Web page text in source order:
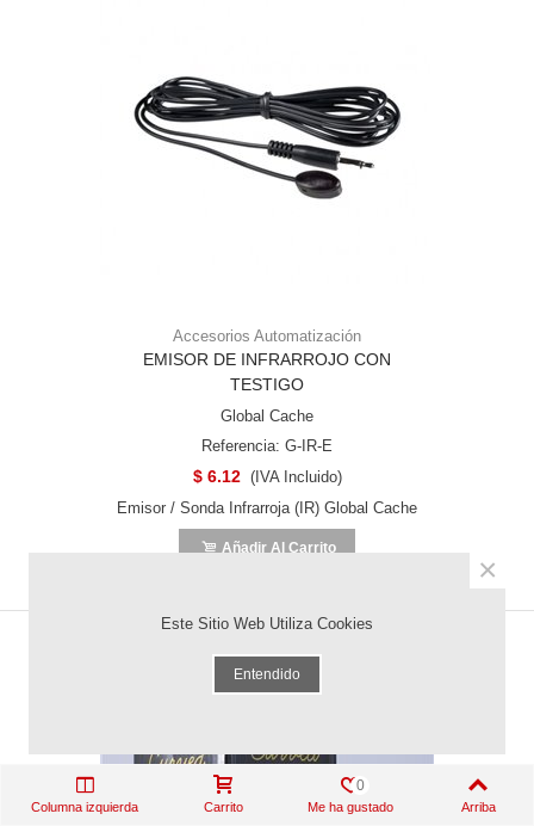
Accesorios Automatización
EMISOR DE INFRARROJO CON
TESTIGO
Global Cache
Referencia: G-IR-E
$ 6.12 (IVA Incluido)
Emisor / Sonda Infrarroja (IR) Global Cache
Añadir Al Carrito
Columna izquierda Carrito Me ha gustado
0
Arriba
Este Sitio Web Utiliza Cookies
Entendido
×